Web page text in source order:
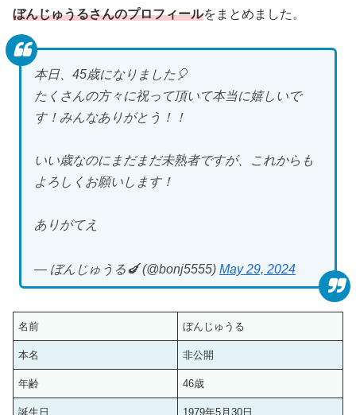
ぼんじゅうるさんのプロフィールをまとめました。
本日、45歳になりました🎈
たくさんの方々に祝って頂いて本当に嬉しいで
す！みんなありがとう！！
いい歳なのにまだまだ未熟者ですが、これからも
よろしくお願いします！
ありがてえ
— ぼんじゅうる🍆 (@bonj5555) May 29, 2024
名前 ぼんじゅうる
本名 非公開
年齢 46歳
誕生日 1979年5月30日